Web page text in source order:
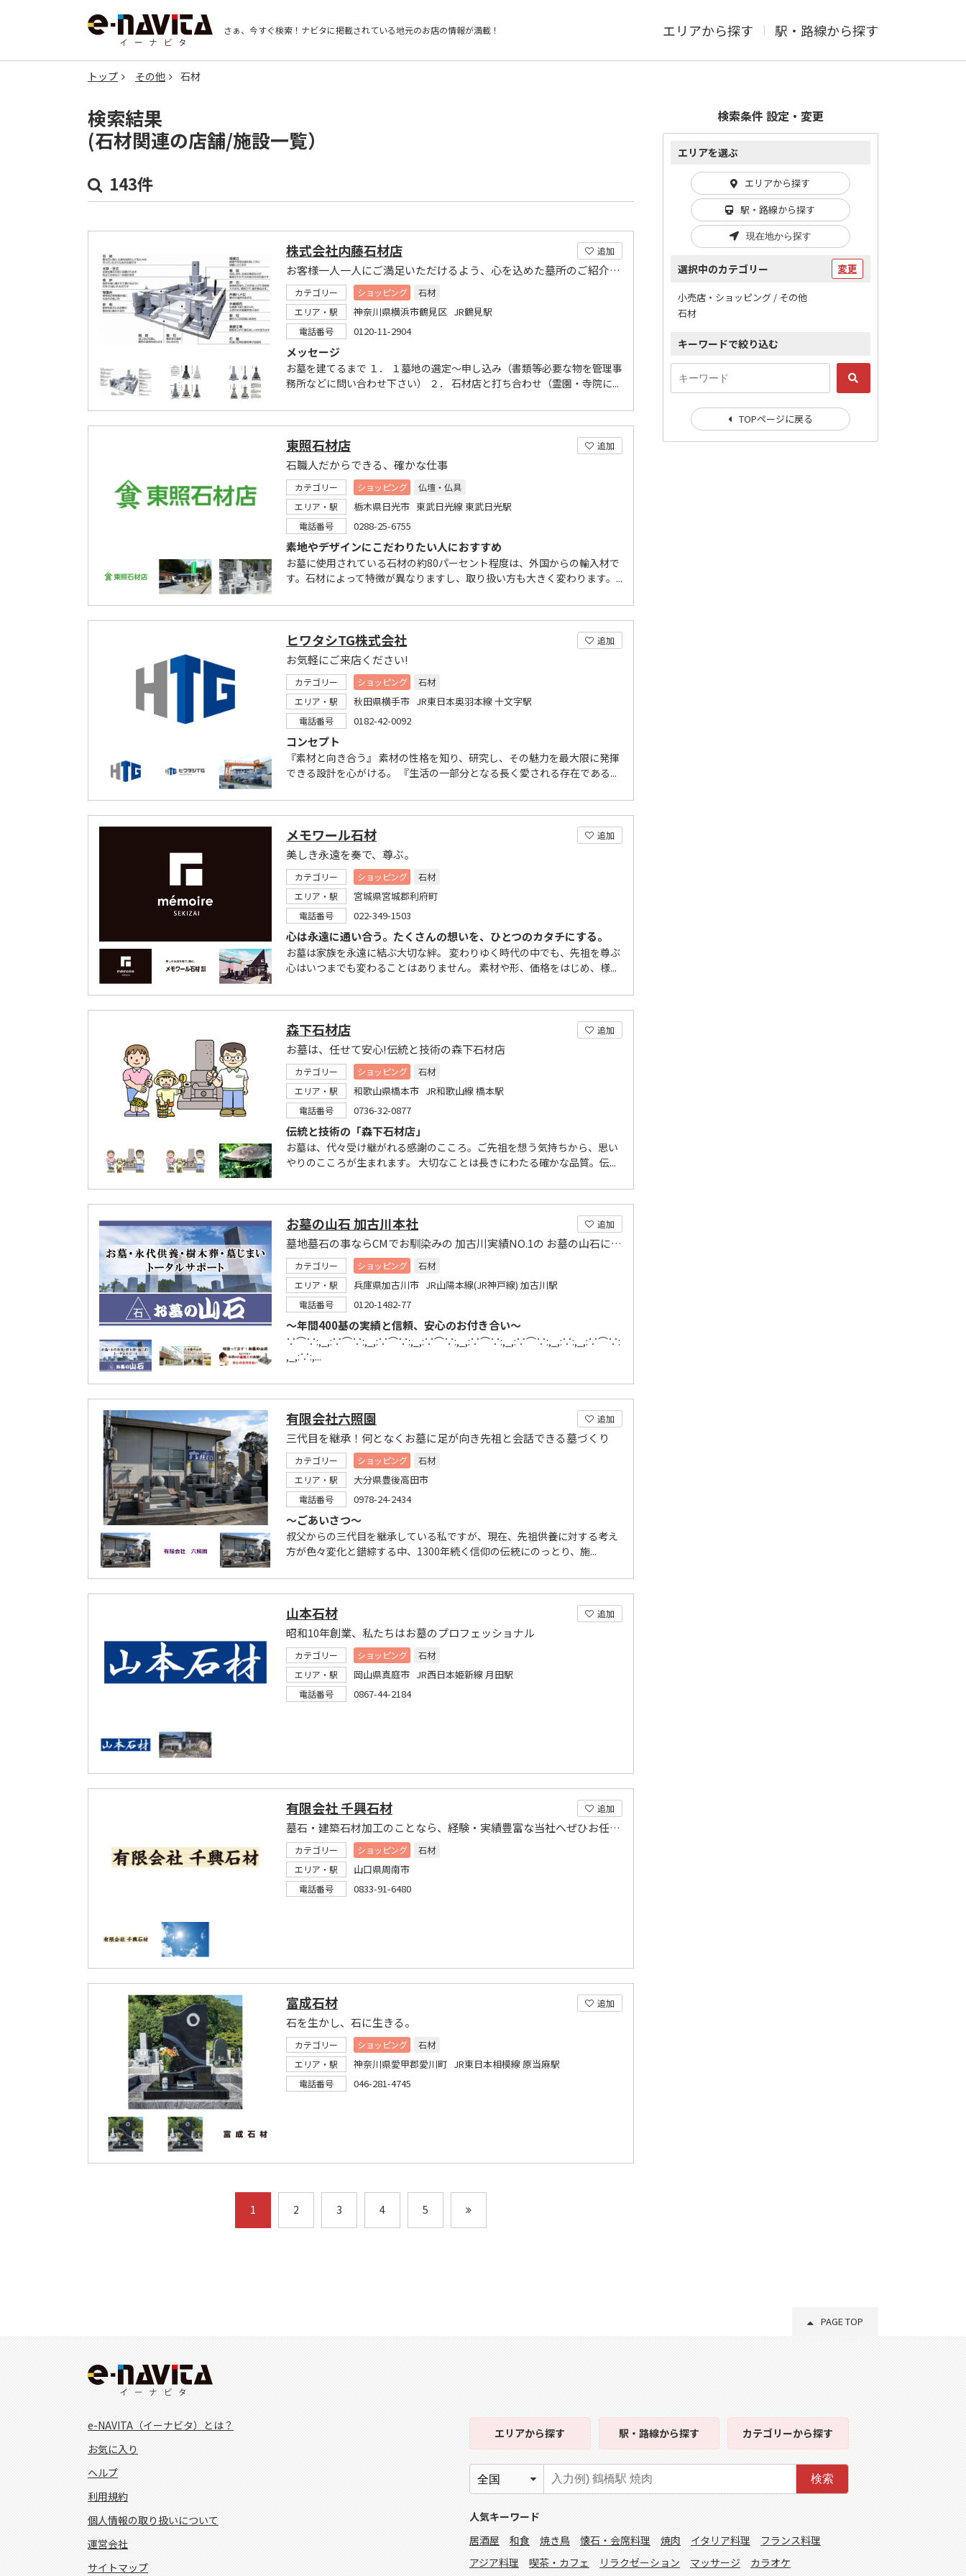
さぁ、今すぐ検索！ ナビタに掲載されている地元のお店の情報が満載！ エリアから探す 駅・路線から探す
トップ その他 石材
検索結果
(石材関連の店舗/施設一覧）
143件
追加
株式会社内藤石材店
お客様一人一人にご満足いただけるよう、心を込めた墓所のご紹介・施工を行って参ります。
カテゴリー ショッピング
石材
エリア・駅
神奈川県横浜市鶴見区 JR鶴見駅
電話番号 0120-11-2904
メッセージ
お墓を建てるまで １． １墓地の選定～申し込み（書類等必要な物を管理事
務所などに問い合わせ下さい） ２． 石材店と打ち合わせ（霊園・寺院に...
追加
東照石材店
石職人だからできる、確かな仕事
カテゴリー ショッピング
仏壇・仏具
エリア・駅
栃木県日光市 東武日光線 東武日光駅
電話番号 0288-25-6755
素地やデザインにこだわりたい人におすすめ
お墓に使用されている石材の約80パーセント程度は、外国からの輸入材で
す。石材によって特徴が異なりますし、取り扱い方も大きく変わります。...
追加
ヒワタシTG株式会社
お気軽にご来店ください!
カテゴリー ショッピング
石材
エリア・駅
秋田県横手市 JR東日本奥羽本線 十文字駅
電話番号 0182-42-0092
コンセプト
『素材と向き合う』 素材の性格を知り、研究し、その魅力を最大限に発揮
できる設計を心がける。 『生活の一部分となる長く愛される存在である...
追加
メモワール石材
美しき永遠を奏で、尊ぶ。
カテゴリー ショッピング
石材
エリア・駅
宮城県宮城郡利府町
電話番号 022-349-1503
心は永遠に通い合う。たくさんの想いを、ひとつのカタチにする。
お墓は家族を永遠に結ぶ大切な絆。 変わりゆく時代の中でも、先祖を尊ぶ
心はいつまでも変わることはありません。 素材や形、価格をはじめ、様...
追加
森下石材店
お墓は、任せて安心!伝統と技術の森下石材店
カテゴリー ショッピング
石材
エリア・駅
和歌山県橋本市 JR和歌山線 橋本駅
電話番号 0736-32-0877
伝統と技術の「森下石材店」
お墓は、代々受け継がれる感謝のこころ。ご先祖を想う気持ちから、思い
やりのこころが生まれます。 大切なことは長きにわたる確かな品質。伝...
追加
お墓の山石 加古川本社
墓地墓石の事ならCMでお馴染みの 加古川実績NO.1の お墓の山石にご相談下さい。
カテゴリー ショッピング
石材
エリア・駅
兵庫県加古川市 JR山陽本線(JR神戸線) 加古川駅
電話番号 0120-1482-77
～年間400基の実績と信頼、安心のお付き合い～
∵⌒∵:,_,:∵⌒∵:,_,:∵⌒∵:,_,:∵⌒∵:,_,:∵⌒∵:,_,:∵⌒∵:,_,:∵:,_,:∵⌒∵:
,_,:∵:,...
追加
有限会社六照園
三代目を継承！何となくお墓に足が向き先祖と会話できる墓づくり
カテゴリー ショッピング
石材
エリア・駅
大分県豊後高田市
電話番号 0978-24-2434
～ごあいさつ～
叔父からの三代目を継承している私ですが、現在、先祖供養に対する考え
方が色々変化と錯綜する中、1300年続く信仰の伝統にのっとり、施...
追加
山本石材
昭和10年創業、私たちはお墓のプロフェッショナル
カテゴリー ショッピング
石材
エリア・駅
岡山県真庭市 JR西日本姫新線 月田駅
電話番号 0867-44-2184
追加
有限会社 千興石材
墓石・建築石材加工のことなら、経験・実績豊富な当社へぜひお任せ下さい
カテゴリー ショッピング
石材
エリア・駅
山口県周南市
電話番号 0833-91-6480
追加
富成石材
石を生かし、石に生きる。
カテゴリー ショッピング
石材
エリア・駅
神奈川県愛甲郡愛川町 JR東日本相模線 原当麻駅
電話番号 046-281-4745
1 2 3 4 5
検索条件 設定・変更
エリアを選ぶ
エリアから探す
駅・路線から探す
現在地から探す
選択中のカテゴリー 変更
小売店・ショッピング / その他
石材
キーワードで絞り込む
TOPページに戻る
PAGE TOP
e-NAVITA（イーナビタ）とは？
お気に入り
ヘルプ
利用規約
個人情報の取り扱いについて
運営会社
サイトマップ
エリアから探す 駅・路線から探す カテゴリーから探す
検索
人気キーワード
居酒屋
和食 焼き鳥 懐石・会席料理 焼肉 イタリア料理
フランス料理
アジア料理
喫茶・カフェ リラクゼーション マッサージ カラオケ